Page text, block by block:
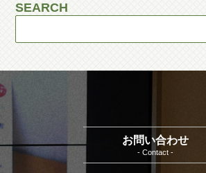
SEARCH
お問い合わせ
- Contact -